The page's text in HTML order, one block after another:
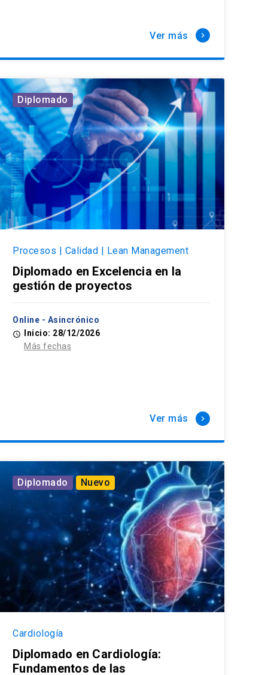
Ver más keyboard_arrow_right
Diplomado
Procesos | Calidad | Lean Management
Diplomado en Excelencia en la
gestión de proyectos
Online - Asincrónico
access_time Inicio: 28/12/2026
Más fechas
Ver más keyboard_arrow_right
Diplomado Nuevo
Cardiología
Diplomado en Cardiología:
Fundamentos de las